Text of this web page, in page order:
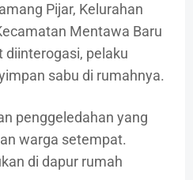
Pijar, Kelurahan
Mentawa Baru
diinterogasi, pelaku
sabu di rumahnya.
penggeledahan yang
warga setempat.
di dapur rumah